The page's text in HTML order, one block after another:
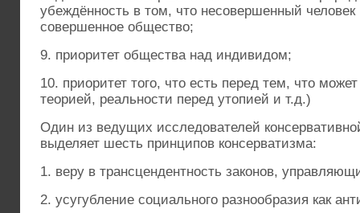
убеждённость в том, что несовершенный человек
совершенное общество;
9. приоритет общества над индивидом;
10. приоритет того, что есть перед тем, что
теорией, реальности перед утопией и т.д.)
Один из ведущих исследователей
выделяет шесть принципов консерватизма:
1. веру в трансцендентность законов,
2. усугубление социального разнообразия как